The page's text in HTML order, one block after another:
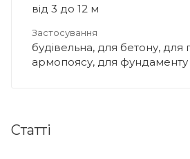
від 3 до 12 м
Застосування
будівельна, для бетону, для
армопоясу, для фундаменту
Статті